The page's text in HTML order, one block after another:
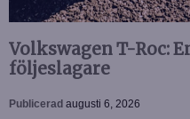
Volkswagen T-Roc:
följeslagare
Publicerad augusti 6, 2026